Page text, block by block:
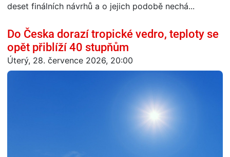
deset finálních návrhů a o jejich podobě nechá...
Do Česka dorazí tropické vedro, teploty se
opět přiblíží 40 stupňům
Úterý, 28. července 2026, 20:00